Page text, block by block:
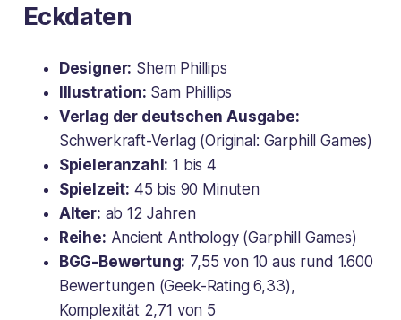
Eckdaten
Designer: Shem Phillips
Illustration: Sam Phillips
Verlag der deutschen Ausgabe:
Schwerkraft-Verlag (Original: Garphill Games)
Spieleranzahl: 1 bis 4
Spielzeit: 45 bis 90 Minuten
Alter: ab 12 Jahren
Reihe: Ancient Anthology (Garphill Games)
BGG-Bewertung: 7,55 von 10 aus rund 1.600
Bewertungen (Geek-Rating 6,33),
Komplexität 2,71 von 5